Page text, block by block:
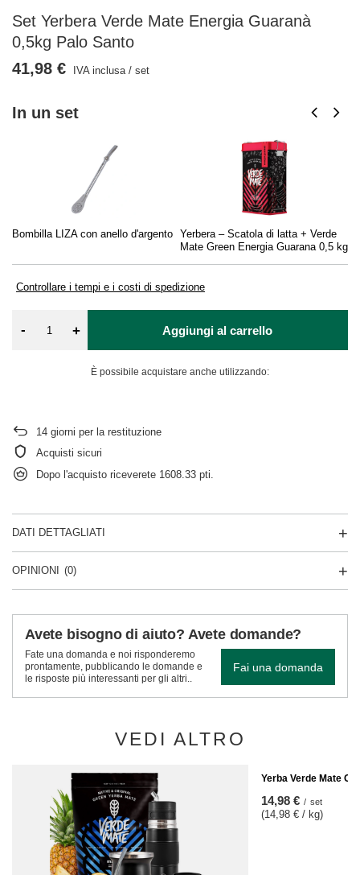
Set Yerbera Verde Mate Energia Guaranà
0,5kg Palo Santo
In un set
Bombilla LIZA con anello d'argento Yerbera – Scatola di latta + Verde
Mate Green Energia Guarana 0,5 kg
Controllare i tempi e i costi di spedizione
41,98 € IVA inclusa/ set
- + Aggiungi al carrello
È possibile acquistare anche utilizzando:
14 giorni per la restituzione
Acquisti sicuri
Dopo l'acquisto riceverete 1608.33 pti.
DATI DETTAGLIATI
OPINIONI (0)
Avete bisogno di aiuto? Avete domande?
Fate una domanda e noi risponderemo
prontamente, pubblicando le domande e
le risposte più interessanti per gli altri..
Fai una domanda
VEDI ALTRO
Yerba Verde Mate
14,98 € / set
(14,98 € / kg)